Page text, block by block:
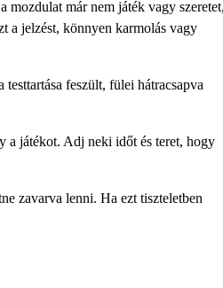
mozdulat már nem játék vagy szeretet,
a jelzést, könnyen karmolás vagy
feszült, fülei hátracsapva
a játékot. Adj neki időt és teret, hogy
zavarva lenni. Ha ezt tiszteletben